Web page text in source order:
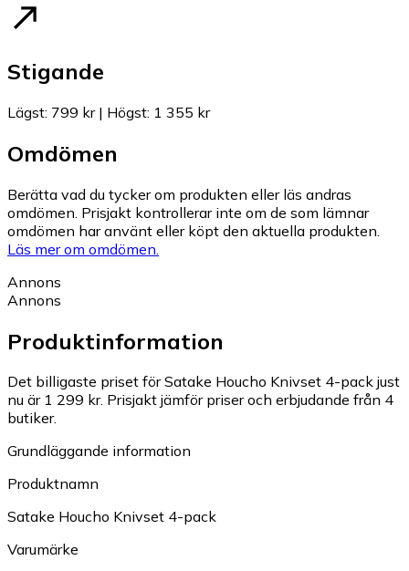
Stigande
Lägst: 799 kr| Högst: 1 355 kr
Omdömen
Berätta vad du tycker om produkten eller läs andras
omdömen. Prisjakt kontrollerar inte om de som lämnar
omdömen har använt eller köpt den aktuella produkten.
Läs mer om omdömen.
Annons
Annons
Produktinformation
Det billigaste priset för Satake Houcho Knivset 4-pack just
nu är 1 299 kr. Prisjakt jämför priser och erbjudande från 4
butiker.
Grundläggande information
Produktnamn
Satake Houcho Knivset 4-pack
Varumärke